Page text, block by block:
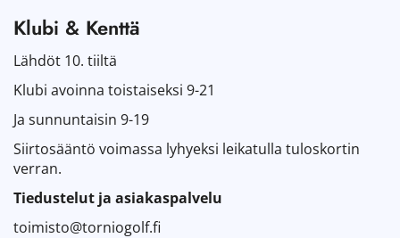
Klubi & Kenttä
Lähdöt 10. tiiltä
Klubi avoinna toistaiseksi 9-21
Ja sunnuntaisin 9-19
Siirtosääntö voimassa lyhyeksi leikatulla tuloskortin
verran.
Tiedustelut ja asiakaspalvelu
toimisto@torniogolf.fi